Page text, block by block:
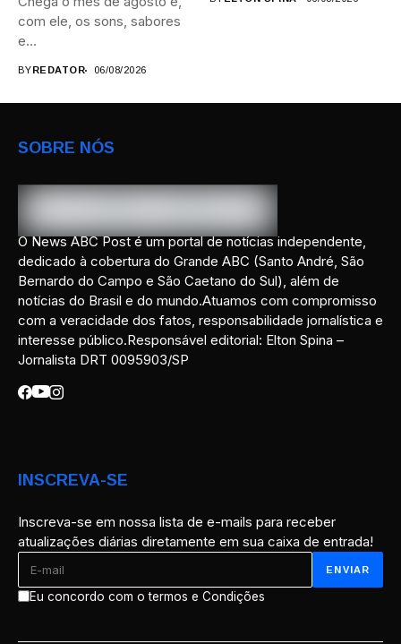
com ele, os sons, sabores
e...
BYREDATOR 06/08/2026
SOBRE NÓS
O News ABC Post é um portal de notícias independente,
dedicado à cobertura do Grande ABC (Santo André, São
Bernardo do Campo e São Caetano do Sul), além de
notícias do Brasil e do mundo.Atuamos com compromisso
com a veracidade dos fatos, responsabilidade jornalística e
interesse público.Responsável editorial: Elton Spina –
Jornalista DRT 0095903/SP
INSCREVA-SE
Inscreva-se em nossa lista de e-mails para receber
atualizações diárias diretamente em sua caixa de entrada!
Eu concordo com o termos e Condições